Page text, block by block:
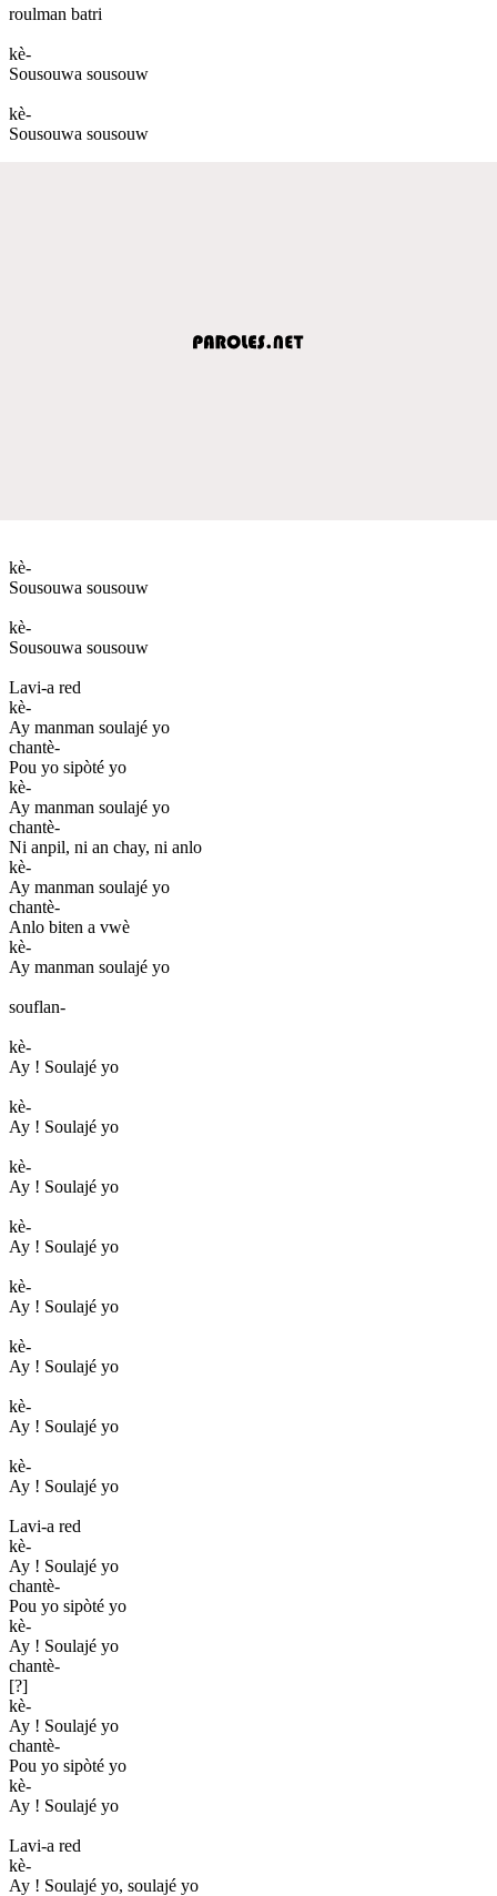
roulman batri
kè-
Sousouwa sousouw
kè-
Sousouwa sousouw
kè-
Sousouwa sousouw
kè-
Sousouwa sousouw
Lavi-a red
kè-
Ay manman soulajé yo
chantè-
Pou yo sipòté yo
kè-
Ay manman soulajé yo
chantè-
Ni anpil, ni an chay, ni anlo
kè-
Ay manman soulajé yo
chantè-
Anlo biten a vwè
kè-
Ay manman soulajé yo
souflan-
kè-
Ay ! Soulajé yo
kè-
Ay ! Soulajé yo
kè-
Ay ! Soulajé yo
kè-
Ay ! Soulajé yo
kè-
Ay ! Soulajé yo
kè-
Ay ! Soulajé yo
kè-
Ay ! Soulajé yo
kè-
Ay ! Soulajé yo
Lavi-a red
kè-
Ay ! Soulajé yo
chantè-
Pou yo sipòté yo
kè-
Ay ! Soulajé yo
chantè-
[?]
kè-
Ay ! Soulajé yo
chantè-
Pou yo sipòté yo
kè-
Ay ! Soulajé yo
Lavi-a red
kè-
Ay ! Soulajé yo, soulajé yo